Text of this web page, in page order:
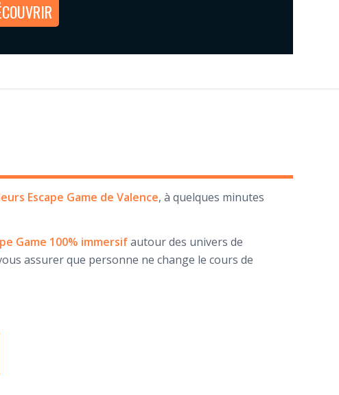
Escape Game de Valence, à quelques minutes
Game 100% immersifautour des univers de
assurer que personne ne change le cours de